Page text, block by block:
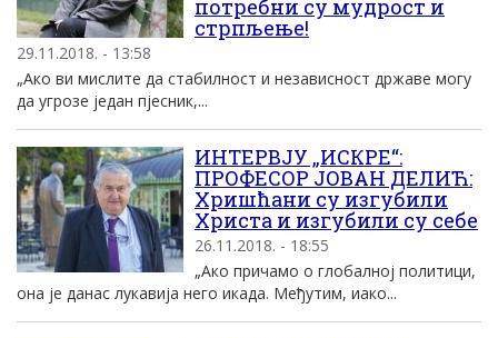
потребни су мудрост и
стрпљење!
29.11.2018. - 13:58
„Ако ви мислите да стабилност и независност државе могу
да угрозе један пјесник,...
ИНТЕРВЈУ „ИСКРЕ“:
ПРОФЕСОР ЈОВАН ДЕЛИЋ:
Хришћани су изгубили
Христа и изгубили су себе
26.11.2018. - 18:55
„Ако причамо о глобалној политици,
она је данас лукавија него икада. Међутим, иако...